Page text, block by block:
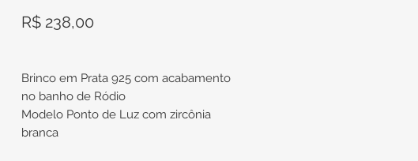
R$ 238,00
Brinco em Prata 925 com acabamento
no banho de Ródio
Modelo Ponto de Luz com zircônia
branca